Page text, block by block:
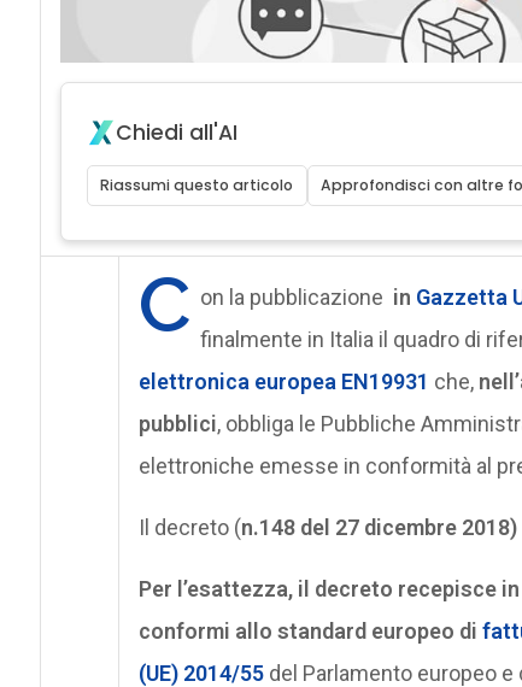
Chiedi all'AI
Riassumi questo articolo Approfondisci con altre
C on la pubblicazione in Gazzetta
finalmente in Italia il quadro di
elettronica europea EN19931 che,
pubblici, obbliga le Pubbliche
elettroniche emesse in conformità al
Il decreto (n.148 del 27 dicembre
Per l’esattezza, il decreto recepisce
conformi allo standard europeo di
(UE) 2014/55del Parlamento europeo e